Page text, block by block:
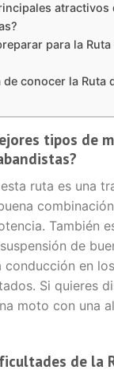
atractivos
para la Ruta
conocer la Ruta
tipos de
ruta es una
También
de
en
Si quieres
moto con una
de la